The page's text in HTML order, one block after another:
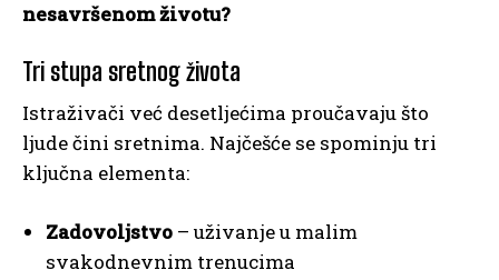
nesavršenom životu?
Tri stupa sretnog života
Istraživači već desetljećima proučavaju što
ljude čini sretnima. Najčešće se spominju tri
ključna elementa:
Zadovoljstvo – uživanje u malim
svakodnevnim trenucima